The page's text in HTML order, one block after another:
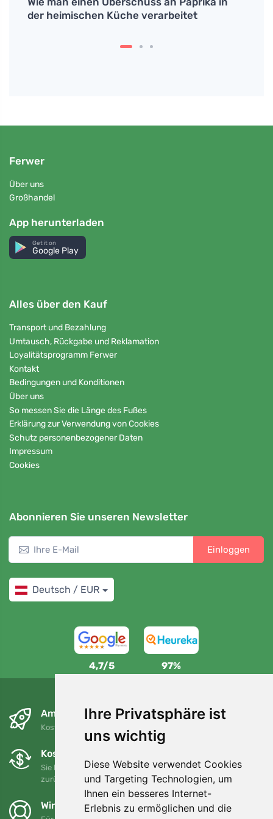
Ihre Privatsphäre ist
uns wichtig
Diese Website verwendet Cookies
und Targeting Technologien, um
Ihnen ein besseres Internet-
Erlebnis zu ermöglichen und die
der heimischen Küche verarbeitet
Ferwer
Über uns
Großhandel
App herunterladen
Get it on
Google Play
Alles über den Kauf
Transport und Bezahlung
Umtausch, Rückgabe und Reklamation
Loyalitätsprogramm Ferwer
Kontakt
Bedingungen und Konditionen
Über uns
So messen Sie die Länge des Fußes
Erklärung zur Verwendung von Cookies
Schutz personenbezogener Daten
Impressum
Cookies
Abonnieren Sie unseren Newsletter
Einloggen
Deutsch / EUR
4,7/5 97%
Am nächsten Tag und kostenlos
Kostenloser Versand für Bestellungen über 80 EUR
Kostenloser Umtausch und Rückgabe
Sie können Ihre Bestellung jederzeit innerhalb von 90 Tagen
zurückgeben oder umtauschen.
Wir unterstützen Trees.org